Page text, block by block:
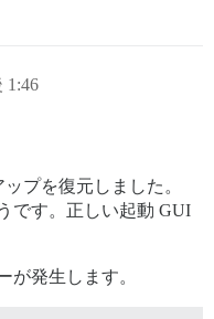
1:46
プを復元しました。
です。正しい起動 GUI
が発生します。